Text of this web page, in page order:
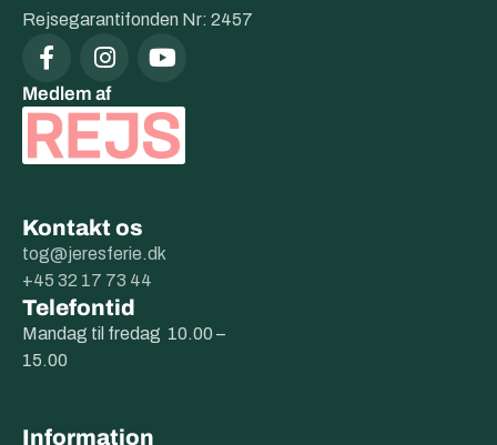
Rejsegarantifonden Nr: 2457
Medlem af
Kontakt os
tog@jeresferie.dk
+45 32 17 73 44
Telefontid
Mandag til fredag 10.00 –
15.00
Information